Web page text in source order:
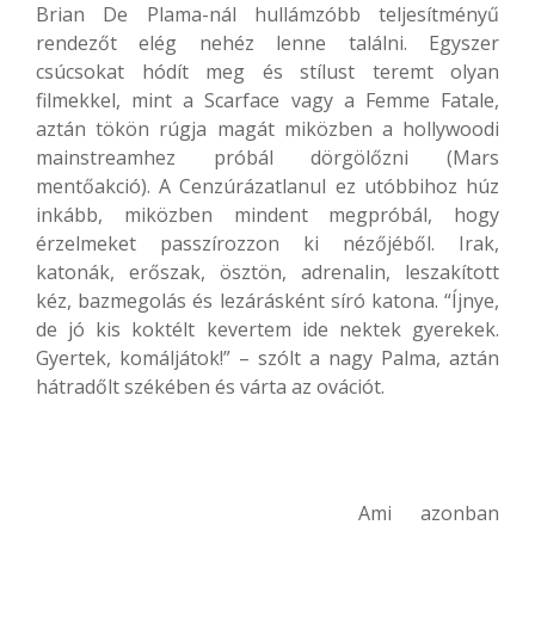
Brian De Plama-nál hullámzóbb teljesítményű
rendezőt elég nehéz lenne találni. Egyszer
csúcsokat hódít meg és stílust teremt olyan
filmekkel, mint a Scarface vagy a Femme Fatale,
aztán tökön rúgja magát miközben a hollywoodi
mainstreamhez próbál dörgölőzni (Mars
mentőakció). A Cenzúrázatlanul ez utóbbihoz húz
inkább, miközben mindent megpróbál, hogy
érzelmeket passzírozzon ki nézőjéből. Irak,
katonák, erőszak, ösztön, adrenalin, leszakított
kéz, bazmegolás és lezárásként síró katona. “Íjnye,
de jó kis koktélt kevertem ide nektek gyerekek.
Gyertek, komáljátok!” – szólt a nagy Palma, aztán
hátradőlt székében és várta az ovációt.
Ami azonban